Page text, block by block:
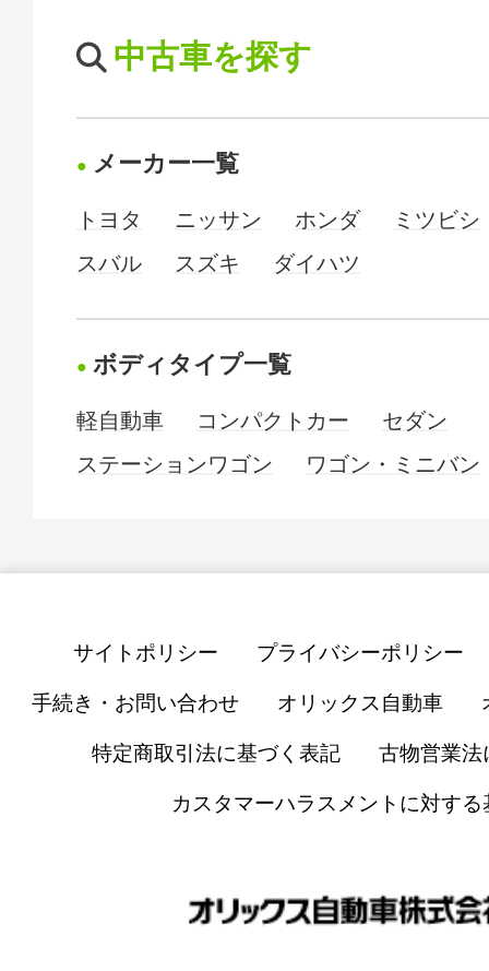
中古車を探す
メーカー一覧
トヨタ ニッサン ホンダ
ミツビシ
スバル
スズキ ダイハツ
ボディタイプ一覧
軽自動車 コンパクトカー
セダン
ステーションワゴン
ワゴン・ミニバン
サイトポリシー プライバシーポリシー
手続き・お問い合わせ オリックス自動車
特定商取引法に基づく表記 古物営業法
カスタマーハラスメントに対する